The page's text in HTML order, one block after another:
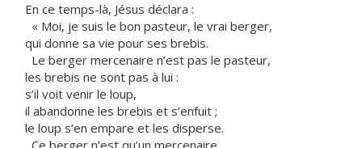
En ce temps-là, Jésus déclara :
« Moi, je suis le bon pasteur, le vrai berger,
qui donne sa vie pour ses brebis.
Le berger mercenaire n’est pas le pasteur,
les brebis ne sont pas à lui :
s’il voit venir le loup,
il abandonne les brebis et s’enfuit ;
le loup s’en empare et les disperse.
Ce berger n’est qu’un mercenaire,